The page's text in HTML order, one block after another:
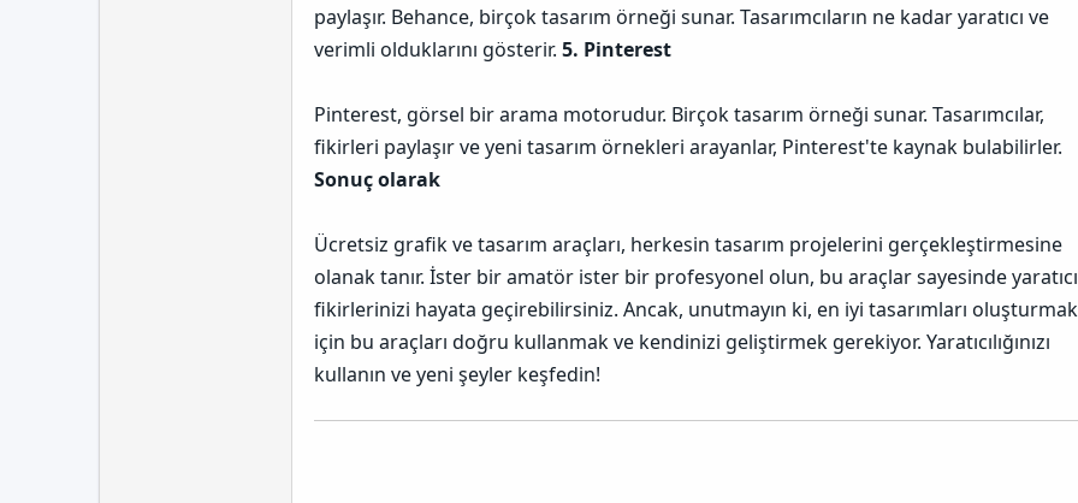
paylaşır. Behance, birçok tasarım örneği sunar. Tasarımcıların ne kadar yaratıcı ve
verimli olduklarını gösterir. 5. Pinterest
Pinterest, görsel bir arama motorudur. Birçok tasarım örneği sunar. Tasarımcılar,
fikirleri paylaşır ve yeni tasarım örnekleri arayanlar, Pinterest'te kaynak bulabilirler.
Sonuç olarak
Ücretsiz grafik ve tasarım araçları, herkesin tasarım projelerini gerçekleştirmesine
olanak tanır. İster bir amatör ister bir profesyonel olun, bu araçlar sayesinde yaratıcı
fikirlerinizi hayata geçirebilirsiniz. Ancak, unutmayın ki, en iyi tasarımları oluşturmak
için bu araçları doğru kullanmak ve kendinizi geliştirmek gerekiyor. Yaratıcılığınızı
kullanın ve yeni şeyler keşfedin!